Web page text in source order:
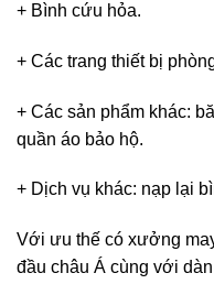
+ Bình cứu hỏa.
+ Các trang thiết bị
+ Các sản phẩm khác:
quần áo bảo hộ.
+ Dịch vụ khác: nạp lại
Với ưu thế có xưởng
đầu châu Á cùng với